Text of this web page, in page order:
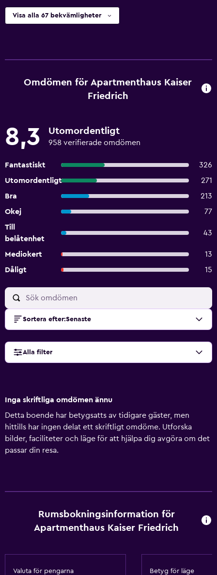
Visa alla 67 bekvämligheter
Omdömen för Apartmenthaus Kaiser
Friedrich
8,3 Utomordentligt
958 verifierade omdömen
Fantastiskt
326
Utomordentligt
271
Bra
213
Okej
77
Till
belåtenhet
43
Mediokert
13
Dåligt
15
Sortera efter:Senaste
Alla filter
Inga skriftliga omdömen ännu
Detta boende har betygsatts av tidigare gäster, men
hittills har ingen delat ett skriftligt omdöme. Utforska
bilder, faciliteter och läge för att hjälpa dig avgöra om det
passar din resa.
Rumsbokningsinformation för
Apartmenthaus Kaiser Friedrich
Valuta för pengarna Betyg för läge